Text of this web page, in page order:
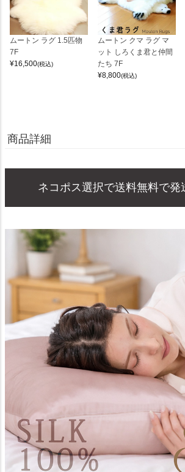
ムートン ラグ 1.5匹物
7F
¥16,500(税込)
ムートン クマ ラグ マ
ット しろくま君と仲間
たち 7F
¥8,800(税込)
商品詳細
ネコポス選択で送料無料で発